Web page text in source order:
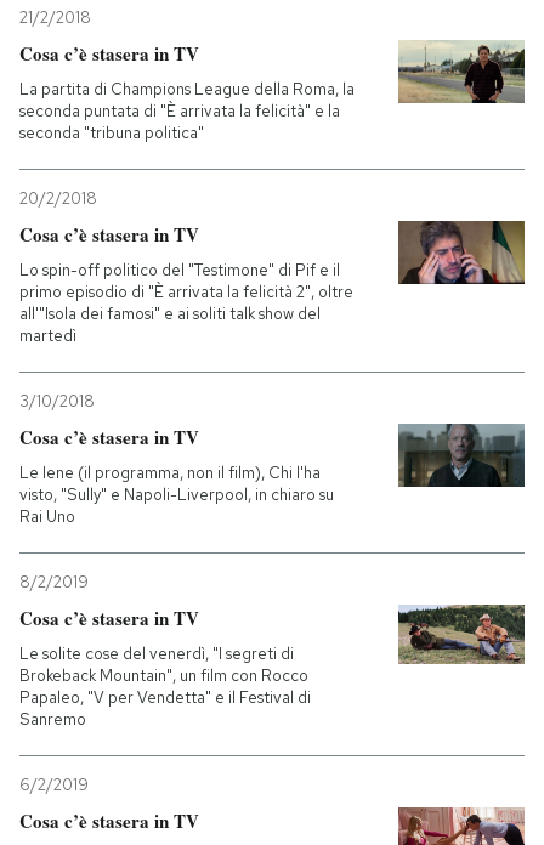
21/2/2018
Cosa c’è stasera in TV
La partita di Champions League della Roma, la
seconda puntata di "È arrivata la felicità" e la
seconda "tribuna politica"
20/2/2018
Cosa c’è stasera in TV
Lo spin-off politico del "Testimone" di Pif e il
primo episodio di "È arrivata la felicità 2", oltre
all'"Isola dei famosi" e ai soliti talk show del
martedì
3/10/2018
Cosa c’è stasera in TV
Le Iene (il programma, non il film), Chi l'ha
visto, "Sully" e Napoli-Liverpool, in chiaro su
Rai Uno
8/2/2019
Cosa c’è stasera in TV
Le solite cose del venerdì, "I segreti di
Brokeback Mountain", un film con Rocco
Papaleo, "V per Vendetta" e il Festival di
Sanremo
6/2/2019
Cosa c’è stasera in TV